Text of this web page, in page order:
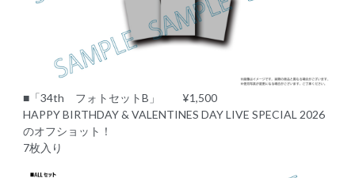
■「34th フォトセットB」 ¥1,500
HAPPY BIRTHDAY & VALENTINES DAY LIVE SPECIAL 2026
のオフショット！
7枚入り